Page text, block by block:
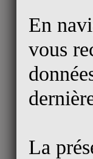
En
vous
La